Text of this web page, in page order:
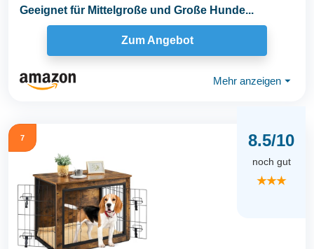
Geeignet für Mittelgroße und Große Hunde...
Zum Angebot
Mehr anzeigen ⏷
7 8.5/10
noch gut
★★★